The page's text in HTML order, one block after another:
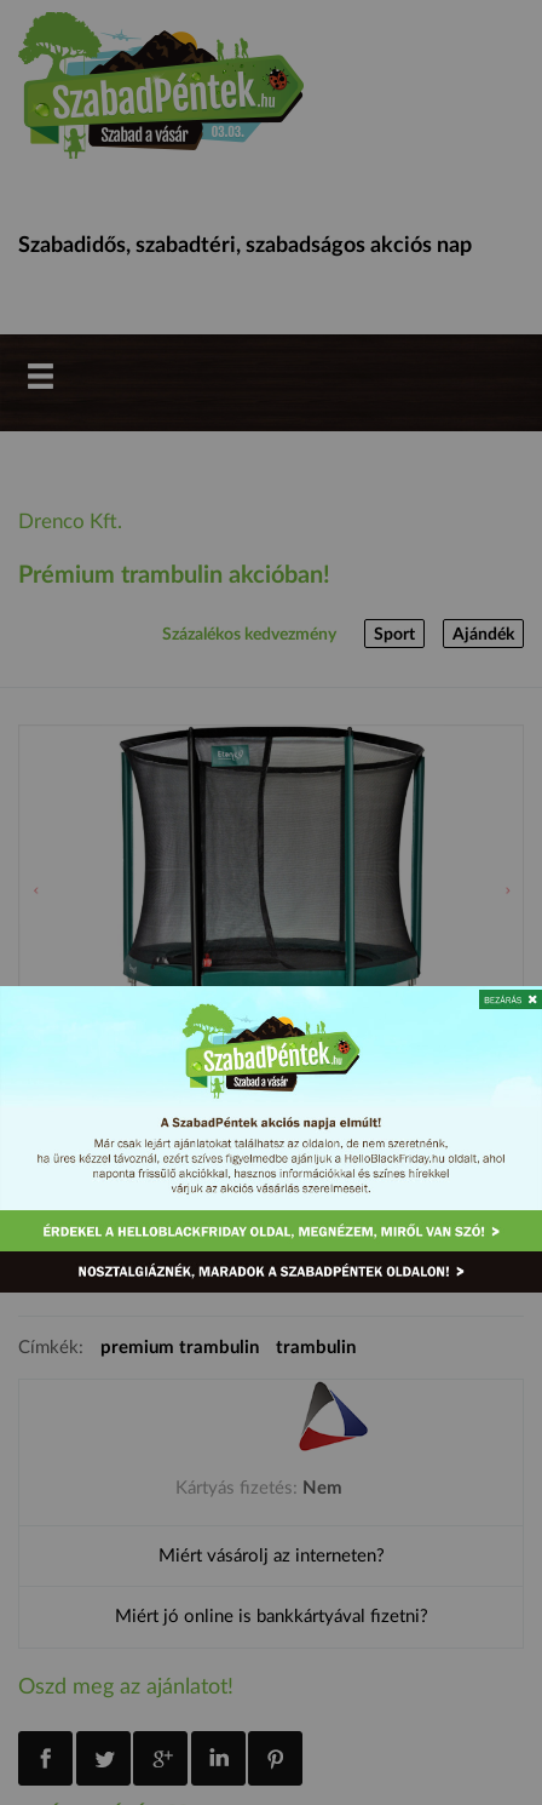
Szabadidős, szabadtéri, szabadságos akciós nap
Drenco Kft.
Prémium trambulin akcióban!
Ajándék
Sport
Százalékos kedvezmény
Etan Premium trambulinok akcióban! Csúcsminőségű termékek,
hosszú garanciával. Az akció a SzabadPéntek március 3. és 5.
közötti időszakában, illetve a készlet erejéig tart.
Címkék: premium trambulin trambulin
Kártyás fizetés: Nem
Miért vásárolj az interneten?
Miért jó online is bankkártyával fizetni?
Oszd meg az ajánlatot!